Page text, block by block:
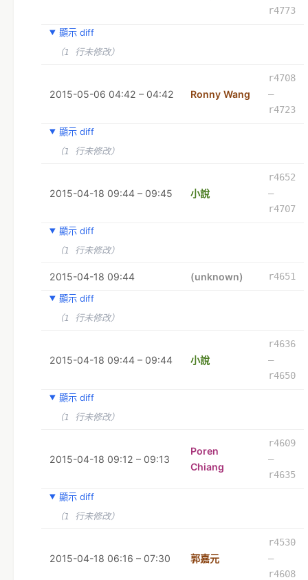
r4773
顯示 diff
（1 行未修改）
2015-05-06 04:42 – 04:42 Ronny Wang
r4708
–
r4723
顯示 diff
（1 行未修改）
2015-04-18 09:44 – 09:45 小說
r4652
–
r4707
顯示 diff
（1 行未修改）
2015-04-18 09:44 (unknown)
r4651
顯示 diff
（1 行未修改）
2015-04-18 09:44 – 09:44 小說
r4636
–
r4650
顯示 diff
（1 行未修改）
2015-04-18 09:12 – 09:13
Poren
Chiang
r4609
–
r4635
顯示 diff
（1 行未修改）
2015-04-18 06:16 – 07:30 郭嘉元
r4530
–
r4608